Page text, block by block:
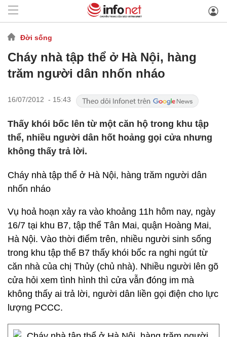
Đời sống
Cháy nhà tập thể ở Hà Nội, hàng
trăm người dân nhốn nháo
16/07/2012 - 15:43
Thấy khói bốc lên từ một căn hộ trong khu tập
thể, nhiều người dân hốt hoảng gọi cửa nhưng
không thấy trả lời.
Cháy nhà tập thể ở Hà Nội, hàng trăm người dân
nhốn nháo
Vụ hoả hoạn xảy ra vào khoảng 11h hôm nay, ngày
16/7 tại khu B7, tập thể Tân Mai, quận Hoàng Mai,
Hà Nội. Vào thời điểm trên, nhiều người sinh sống
trong khu tập thể B7 thấy khói bốc ra nghi ngút từ
căn nhà của chị Thủy (chủ nhà). Nhiều người lên gõ
cửa hỏi xem tình hình thì cửa vẫn đóng im mà
không thấy ai trả lời, người dân liền gọi điện cho lực
lượng PCCC.